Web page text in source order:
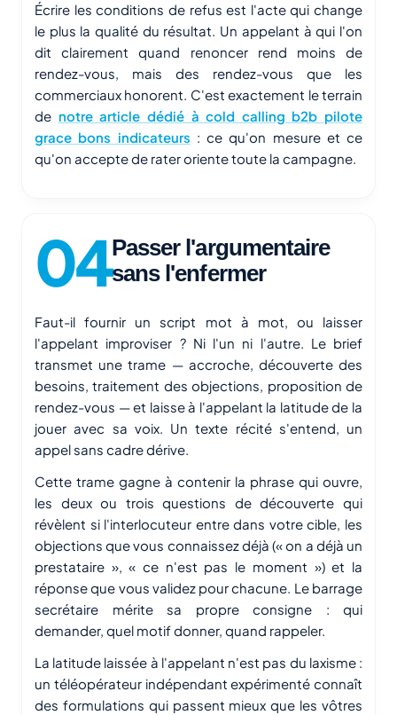
Écrire les conditions de refus est l'acte qui change
le plus la qualité du résultat. Un appelant à qui l'on
dit clairement quand renoncer rend moins de
rendez-vous, mais des rendez-vous que les
commerciaux honorent. C'est exactement le terrain
de notre article dédié à cold calling b2b pilote
grace bons indicateurs : ce qu'on mesure et ce
qu'on accepte de rater oriente toute la campagne.
Passer l'argumentaire
sans l'enfermer
Faut-il fournir un script mot à mot, ou laisser
l'appelant improviser ? Ni l'un ni l'autre. Le brief
transmet une trame — accroche, découverte des
besoins, traitement des objections, proposition de
rendez-vous — et laisse à l'appelant la latitude de la
jouer avec sa voix. Un texte récité s'entend, un
appel sans cadre dérive.
Cette trame gagne à contenir la phrase qui ouvre,
les deux ou trois questions de découverte qui
révèlent si l'interlocuteur entre dans votre cible, les
objections que vous connaissez déjà (« on a déjà un
prestataire », « ce n'est pas le moment ») et la
réponse que vous validez pour chacune. Le barrage
secrétaire mérite sa propre consigne : qui
demander, quel motif donner, quand rappeler.
La latitude laissée à l'appelant n'est pas du laxisme :
un téléopérateur indépendant expérimenté connaît
des formulations qui passent mieux que les vôtres